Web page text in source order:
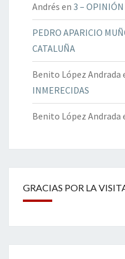
Andrés en 3 – OPINIÓN
PEDRO APARICIO
CATALUÑA
Benito López Andrada
INMERECIDAS
Benito López Andrada
GRACIAS POR LA